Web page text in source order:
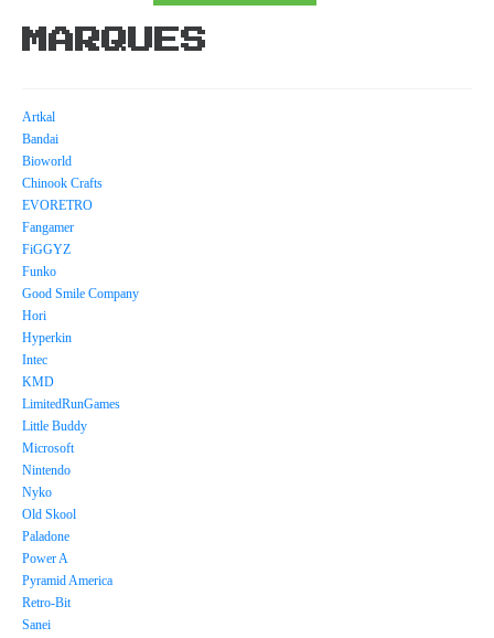
MARQUES
Artkal
Bandai
Bioworld
Chinook Crafts
EVORETRO
Fangamer
FiGGYZ
Funko
Good Smile Company
Hori
Hyperkin
Intec
KMD
LimitedRunGames
Little Buddy
Microsoft
Nintendo
Nyko
Old Skool
Paladone
Power A
Pyramid America
Retro-Bit
Sanei